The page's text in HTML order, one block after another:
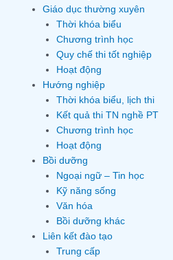
Giáo dục thường xuyên
Thời khóa biểu
Chương trình học
Quy chế thi tốt nghiệp
Hoạt động
Hướng nghiệp
Thời khóa biểu, lịch thi
Kết quả thi TN nghề PT
Chương trình học
Hoạt động
Bồi dưỡng
Ngoại ngữ – Tin học
Kỹ năng sống
Văn hóa
Bồi dưỡng khác
Liên kết đào tạo
Trung cấp